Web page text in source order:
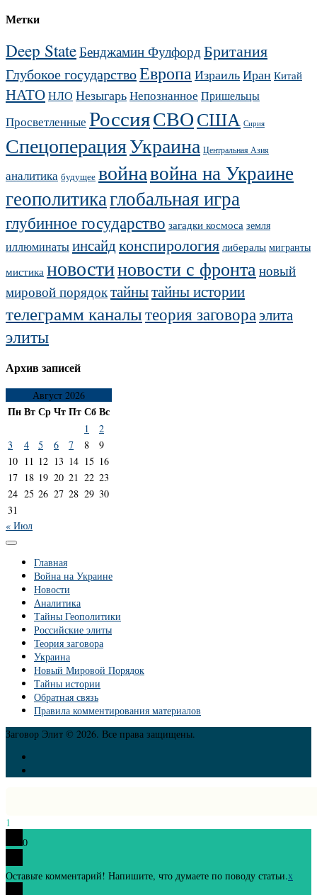
Метки
Deep StateБенджамин Фулфорд Британия
Глубокое государствоЕвропаИзраильИран Китай
НАТОНЛО НезыгарьНепознанное Пришельцы
Просветленные РоссияСВОСША Сирия
СпецоперацияУкраина Центральная Азия
аналитика будущее войнавойна на Украине
геополитикаглобальная игра
глубинное государство загадки космоса земля
иллюминатыинсайдконспирология либералы мигранты
мистика новостиновости с фронтановый
мировой порядоктайнытайны истории
телеграмм каналытеория заговораэлита
элиты
Архив записей
Август 2026
ПнВтСрЧтПтСбВс
1
2
3
4 5 6 7 8
9
10 11 12 13 14 15 16
17 18 19 20 21 22 23
24 25 26 27 28 29 30
31
« Июл
Главная
Война на Украине
Новости
Аналитика
Тайны Геополитики
Российские элиты
Теория заговора
Украина
Новый Мировой Порядок
Тайны истории
Обратная связь
Правила комментирования материалов
Заговор Элит © 2026. Все права защищены.
1
0
Оставьте комментарий! Напишите, что думаете по поводу статьи.x